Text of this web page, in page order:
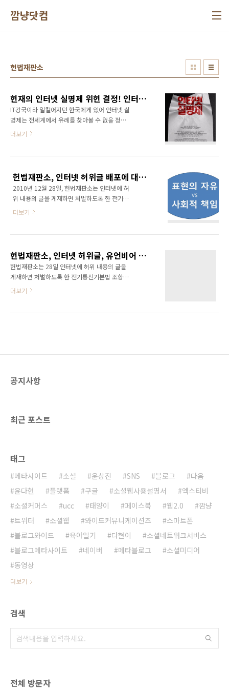
깜냥닷컴
헌법재판소
헌재의 인터넷 실명제 위헌 결정! 인터넷을 자유케 하라!
IT강국이라 일컬어지던 한국에게 있어 인터넷 실
명제는 전세계에서 유례를 찾아볼 수 없을 정도
로 폐쇄적인 법이었다. 한국의 웹서비스를 외국
의 의견을 개진할 수가 없었다. 당장에 명예훼손,
유언비어 유포 등의 말도 안되는 이유로 고소 당
하시 싶상이고 우리 소시민들은 이에 대응할 능
력도, 여력도 없기 때문이다. 2010년, 라는 책을
사회자가 현재 인터넷에서 가장 큰 문제점이 무
망설임없이 '인터넷 실명제'가 문제라고 이야기
했었다. 유튜브를 이용하..
더보기
헌법재판소, 인터넷 허위글 배포에 대한 처벌은 ‘위헌’
2010년 12월 28일, 헌법재판소는 인터넷에 허
위 내용의 글을 게재하면 처벌하도록 한 전기통
신기본법 조항이 헌법상 표현의 자유 등을 침해
는데 이 조항을 근거로 법적인 처벌이 이루어진
적은 없었다고 한다. 쓰이지 않는 법 조항으로 사
문화되어 있던 조항이었으나 이명박 정부에 들
어와서 촛불집회 관계자와 미네르바를 처벌하기
법 제47조 제1항은 공익을 해칠 목적으로 전기
더보기
헌법재판소, 인터넷 허위글, 유언비어 배포에 대한 처벌은 위헌 결정
헌법재판소는 28일 인터넷에 허위 내용의 글을
게재하면 처벌하도록 한 전기통신기본법 조항이
헌법상 표현의 자유 등을 침해한다며 인터넷 논
은 그동안 없었다고 한다. 사문화되어 있는 조항
바로는 ..
더보기
공지사항
최근 포스트
태그
메타사이트 소셜 윤상진 SNS 블로그
다음
윤다현
플랫폼 구글 소셜웹사용설명서
엑스티비
소셜커머스
ucc 태양이 페이스북 웹2.0
깜냥
트위터
소셜웹 와이드커뮤니케이션즈
스마트폰
블로그와이드
육아일기 다현이
소셜네트워크서비스
블로그메타사이트
네이버 메타블로그
소셜미디어
동영상
더보기
검색
전체 방문자